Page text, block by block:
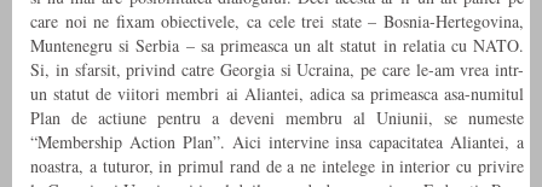
care noi ne fixam obiectivele, ca cele trei state – Bosnia-Hertegovina,
Muntenegru si Serbia – sa primeasca un alt statut in relatia cu NATO.
Si, in sfarsit, privind catre Georgia si Ucraina, pe care le-am vrea intr-
un statut de viitori membri ai Aliantei, adica sa primeasca asa-numitul
Plan de actiune pentru a deveni membru al Uniunii, se numeste
“Membership Action Plan”. Aici intervine insa capacitatea Aliantei, a
noastra, a tuturor, in primul rand de a ne intelege in interior cu privire